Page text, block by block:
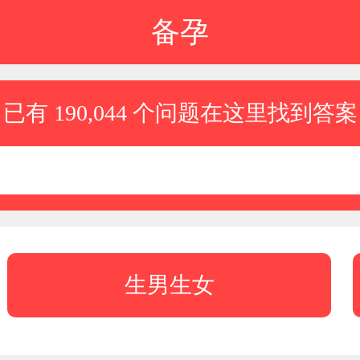
备孕
已有 190,044 个问题在这里找到答案
生男生女